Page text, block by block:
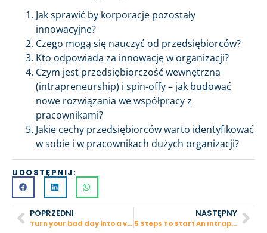
Jak sprawić by korporacje pozostały
innowacyjne?
Czego mogą się nauczyć od przedsiębiorców?
Kto odpowiada za innowację w organizacji?
Czym jest przedsiębiorczość wewnętrzna
(intrapreneurship) i spin-offy – jak budować
nowe rozwiązania we współpracy z
pracownikami?
Jakie cechy przedsiębiorców warto identyfikować
w sobie i w pracownikach dużych organizacji?
UDOSTĘPNIJ:
POPRZEDNI
Turn your bad day into a valuable day by…doing nothing
NASTĘPNY
5 Steps To Start An Intrapreneurship Program